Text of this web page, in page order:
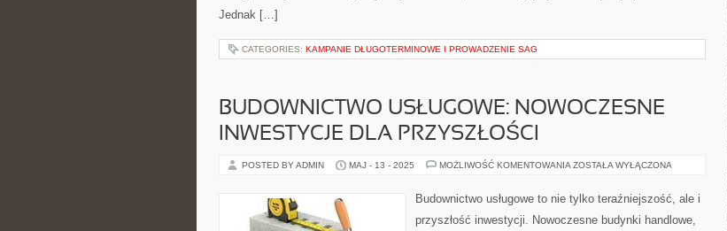
Jednak […]
CATEGORIES: KAMPANIE DŁUGOTERMINOWE I PROWADZENIE SAG
BUDOWNICTWO USŁUGOWE: NOWOCZESNE
INWESTYCJE DLA PRZYSZŁOŚCI
POSTED BY ADMIN MAJ - 13 - 2025 MOŻLIWOŚĆ KOMENTOWANIA BUDOWNICTWO
INWESTYCJE
DLA
ZOSTAŁA WYŁĄCZONA
Budownictwo usługowe to nie tylko teraźniejszość, ale i
przyszłość inwestycji. Nowoczesne budynki handlowe,